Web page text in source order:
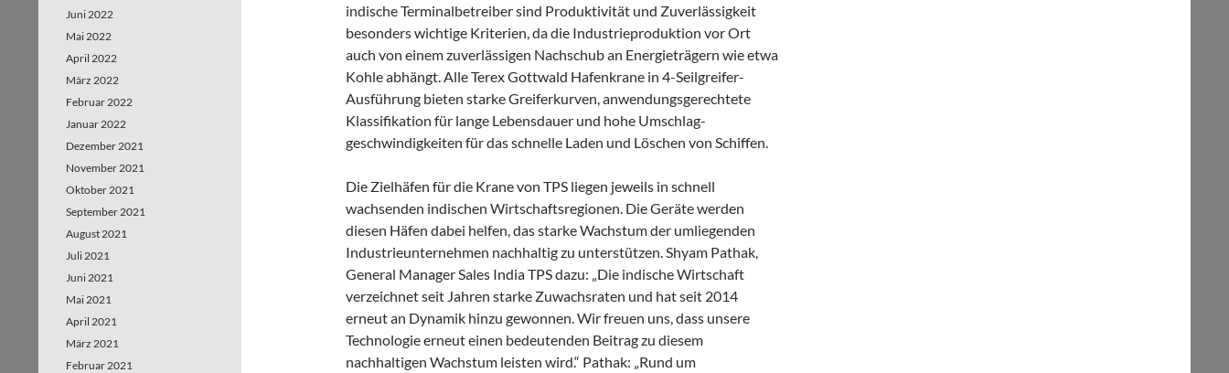
indische Terminalbetreiber sind Produktivität und Zuverlässigkeit
besonders wichtige Kriterien, da die Industrieproduktion vor Ort
auch von einem zuverlässigen Nachschub an Energieträgern wie etwa
Kohle abhängt. Alle Terex Gottwald Hafenkrane in 4-Seilgreifer-
Ausführung bieten starke Greiferkurven, anwendungsgerechtete
Klassifikation für lange Lebensdauer und hohe Umschlag­
geschwindigkeiten für das schnelle Laden und Löschen von Schiffen.
Die Zielhäfen für die Krane von TPS liegen jeweils in schnell
wachsenden indischen Wirtschafts­regionen. Die Geräte werden
diesen Häfen dabei helfen, das starke Wachstum der umliegenden
Industrieunternehmen nachhaltig zu unterstützen. Shyam Pathak,
General Manager Sales India TPS dazu: „Die indische Wirtschaft
verzeichnet seit Jahren starke Zuwachsraten und hat seit 2014
erneut an Dynamik hinzu gewonnen. Wir freuen uns, dass unsere
Technologie erneut einen bedeutenden Beitrag zu diesem
nachhaltigen Wachstum leisten wird.“ Pathak: „Rund um
Juni 2022
Mai 2022
April 2022
März 2022
Februar 2022
Januar 2022
Dezember 2021
November 2021
Oktober 2021
September 2021
August 2021
Juli 2021
Juni 2021
Mai 2021
April 2021
März 2021
Februar 2021